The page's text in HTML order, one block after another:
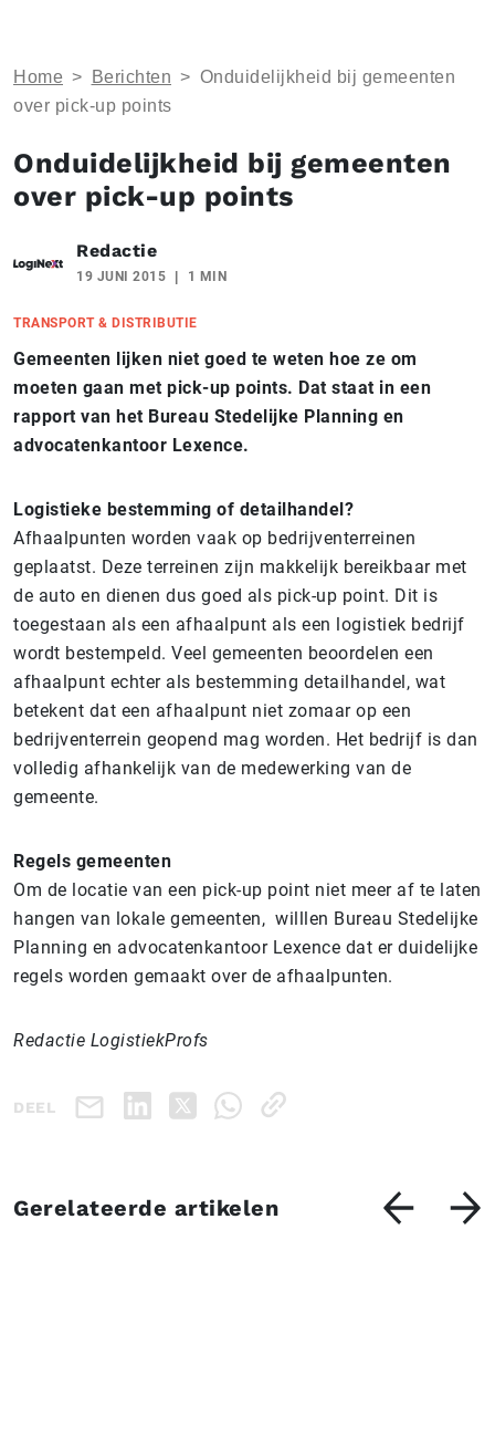
Home > Berichten > Onduidelijkheid bij gemeenten
over pick-up points
Onduidelijkheid bij gemeenten
over pick-up points
Redactie
19 JUNI 2015 1 MIN
TRANSPORT & DISTRIBUTIE
Gemeenten lijken niet goed te weten hoe ze om
moeten gaan met pick-up points. Dat staat in een
rapport van het Bureau Stedelijke Planning en
advocatenkantoor Lexence.
Logistieke bestemming of detailhandel?
Afhaalpunten worden vaak op bedrijventerreinen
geplaatst. Deze terreinen zijn makkelijk bereikbaar met
de auto en dienen dus goed als pick-up point. Dit is
toegestaan als een afhaalpunt als een logistiek bedrijf
wordt bestempeld. Veel gemeenten beoordelen een
afhaalpunt echter als bestemming detailhandel, wat
betekent dat een afhaalpunt niet zomaar op een
bedrijventerrein geopend mag worden. Het bedrijf is dan
volledig afhankelijk van de medewerking van de
gemeente.
Regels gemeenten
Om de locatie van een pick-up point niet meer af te laten
hangen van lokale gemeenten, willlen Bureau Stedelijke
Planning en advocatenkantoor Lexence dat er duidelijke
regels worden gemaakt over de afhaalpunten.
Redactie LogistiekProfs
DEEL
Gerelateerde artikelen